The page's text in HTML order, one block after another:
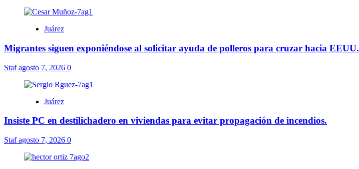
Juárez
Migrantes siguen exponiéndose al solicitar ayuda de polleros para cruzar hacia EEUU.
Stafagosto 7, 2026 0
Juárez
Insiste PC en destilichadero en viviendas para evitar propagación de incendios.
Stafagosto 7, 2026 0